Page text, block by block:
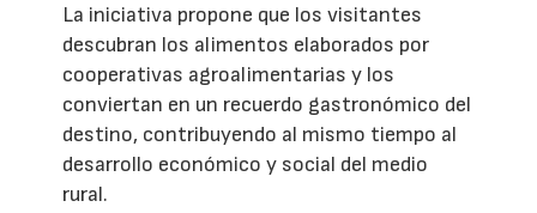
La iniciativa propone que los visitantes
descubran los alimentos elaborados por
cooperativas agroalimentarias y los
conviertan en un recuerdo gastronómico del
destino, contribuyendo al mismo tiempo al
desarrollo económico y social del medio
rural.